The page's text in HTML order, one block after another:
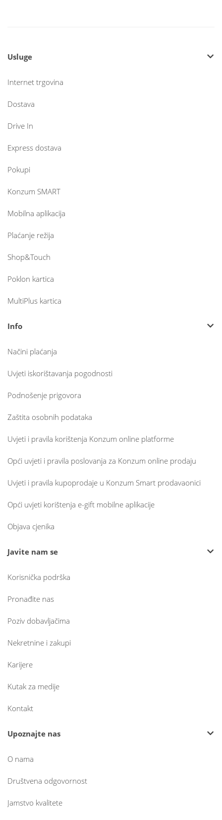
Usluge
Internet trgovina
Dostava
Drive In
Express dostava
Pokupi
Konzum SMART
Mobilna aplikacija
Plaćanje režija
Shop&Touch
Poklon kartica
MultiPlus kartica
Info
Načini plaćanja
Uvjeti iskorištavanja pogodnosti
Podnošenje prigovora
Zaštita osobnih podataka
Uvjeti i pravila korištenja Konzum online platforme
Opći uvjeti i pravila poslovanja za Konzum online prodaju
Uvjeti i pravila kupoprodaje u Konzum Smart prodavaonici
Opći uvjeti korištenja e-gift mobilne aplikacije
Objava cjenika
Javite nam se
Korisnička podrška
Pronađite nas
Poziv dobavljačima
Nekretnine i zakupi
Karijere
Kutak za medije
Kontakt
Upoznajte nas
O nama
Društvena odgovornost
Jamstvo kvalitete